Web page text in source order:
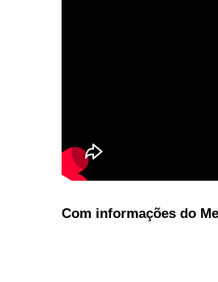
Com informações do